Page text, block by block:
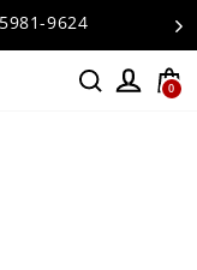
9624
0